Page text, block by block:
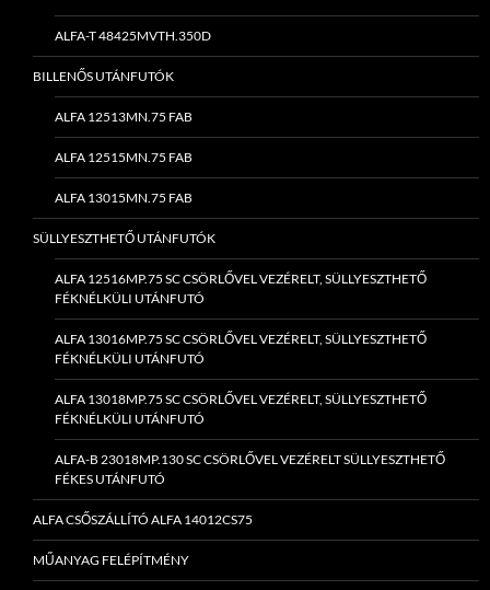
ALFA-T 48425MVTH.350D
BILLENŐS UTÁNFUTÓK
ALFA 12513MN.75 FAB
ALFA 12515MN.75 FAB
ALFA 13015MN.75 FAB
SÜLLYESZTHETŐ UTÁNFUTÓK
ALFA 12516MP.75 SC CSÖRLŐVEL VEZÉRELT, SÜLLYESZTHETŐ
FÉKNÉLKÜLI UTÁNFUTÓ
ALFA 13016MP.75 SC CSÖRLŐVEL VEZÉRELT, SÜLLYESZTHETŐ
FÉKNÉLKÜLI UTÁNFUTÓ
ALFA 13018MP.75 SC CSÖRLŐVEL VEZÉRELT, SÜLLYESZTHETŐ
FÉKNÉLKÜLI UTÁNFUTÓ
ALFA-B 23018MP.130 SC CSÖRLŐVEL VEZÉRELT SÜLLYESZTHETŐ
FÉKES UTÁNFUTÓ
ALFA CSŐSZÁLLÍTÓ ALFA 14012CS75
MŰANYAG FELÉPÍTMÉNY